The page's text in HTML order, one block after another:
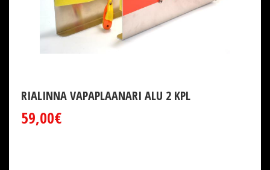
RIALINNA VAPAPLAANARI ALU 2 KPL
59,00€